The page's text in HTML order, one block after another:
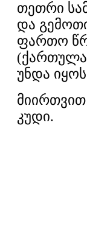
თეთრი
და
ფართო
უნდა
კუდი.